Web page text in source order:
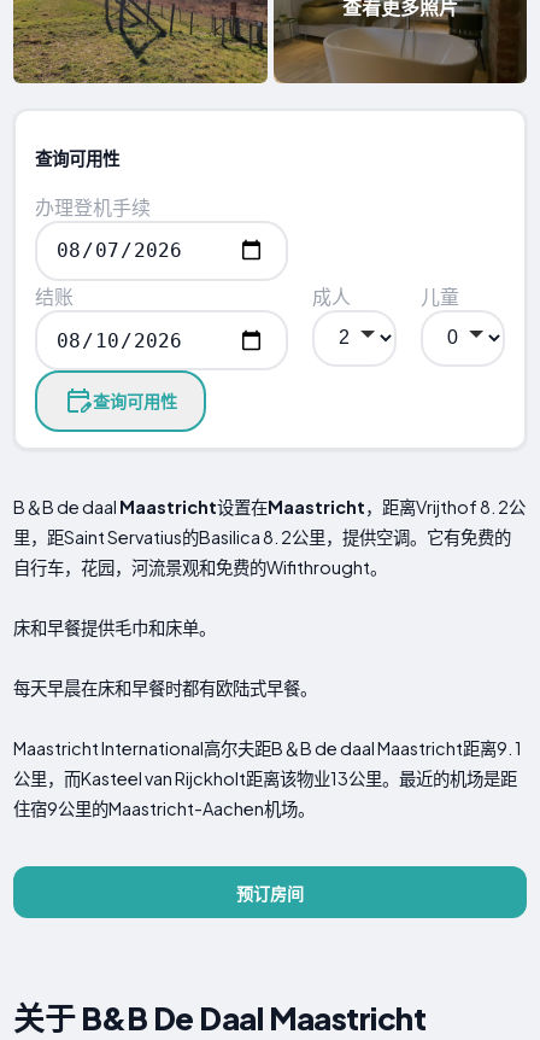
查看更多照片
查询可用性
办理登机手续
结账 成人 儿童
查询可用性
B＆B d​​e daal Maastricht设置在Maastricht，距离Vrijthof 8. 2公
里，距Saint Servatius的Basilica 8. 2公里，提供空调。它有免费的
自行车，花园，河流景观和免费的Wifithrought。
床和早餐提供毛巾和床单。
每天早晨在床和早餐时都有欧陆式早餐。
Maastricht International高尔夫距B＆B d​​e daal Maastricht距离9. 1
公里，而Kasteel van Rijckholt距离该物业13公里。最近的机场是距
住宿9公里的Maastricht-Aachen机场。
预订房间
关于 B&B De Daal Maastricht